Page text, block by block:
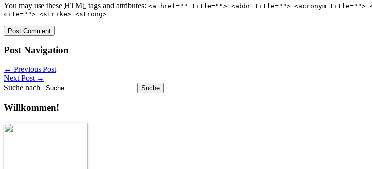
You may use these HTML tags and attributes: <a href="" title=""> <abbr title=""> <acronym title="">
cite=""> <strike> <strong>
Post Navigation
← Previous Post
Next Post →
Suche nach:
Willkommen!